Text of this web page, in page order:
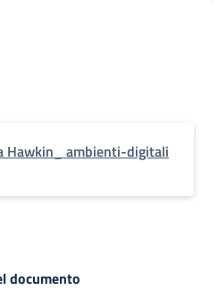
Hawkin_ ambienti-digitali
documento